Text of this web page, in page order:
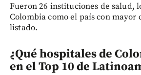
Fueron 26 instituciones de salud,
Colombia como el país con mayor
listado.
¿Qué hospitales de
en el Top 10 de